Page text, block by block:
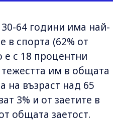
30-64 години има най-
в спорта (62% от
е с 18 процентни
им в общата
на възраст над 65
3% и от заетите в
общата заетост.